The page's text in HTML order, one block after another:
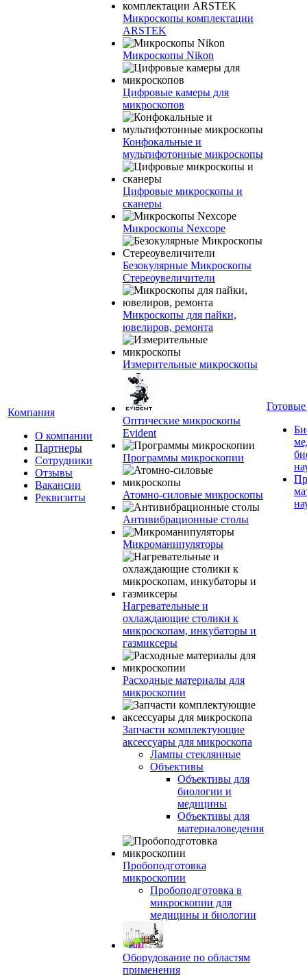
Компания
О компании
Партнеры
Сотрудники
Отзывы
Вакансии
Реквизиты
Микроскопы комплектации
ARSTEK
Микроскопы Nikon
Цифровые камеры для
микроскопов
Конфокальные и
мультифотонные микроскопы
Цифровые микроскопы и
сканеры
Микроскопы Nexcope
Безокулярные Микроскопы
Стереоувеличители
Микроскопы для пайки,
ювелиров, ремонта
Измерительные микроскопы
Оптические микроскопы
Evident
Программы микроскопии
Атомно-силовые микроскопы
Антивибрационные столы
Микроманипуляторы
Нагревательные и
охлаждающие столики к
микроскопам, инкубаторы и
газмиксеры
Расходные материалы для
микроскопии
Запчасти комплектующие
аксессуары для микроскопа
Лампы стеклянные
Объективы
Объективы для
биологии и
медицины
Объективы для
материаловедения
Пробоподготовка
микроскопии
Пробоподготовка в
микроскопии для
медицины и биологии
Оборудование по областям
применения